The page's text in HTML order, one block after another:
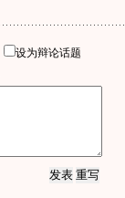
设为辩论话题